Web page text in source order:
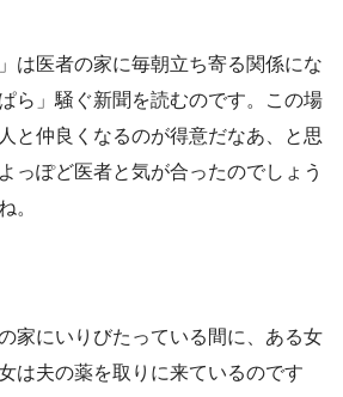
は医者の家に毎朝立ち寄る関係にな
ら」騒ぐ新聞を読むのです。この場
と仲良くなるのが得意だなあ、と思
っぽど医者と気が合ったのでしょう
。
家にいりびたっている間に、ある女
は夫の薬を取りに来ているのです